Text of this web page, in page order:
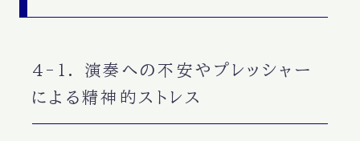
4-1. 演奏への不安やプレッシャー
による精神的ストレス